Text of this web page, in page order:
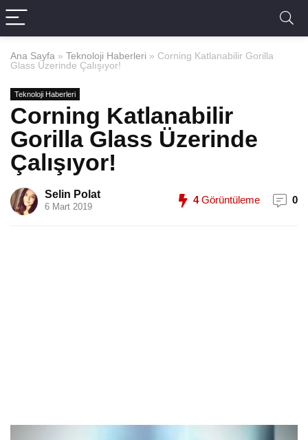
Ana Sayfa » Teknoloji Haberleri » Corning Katlanabilir Gorilla
Glass Üzerinde Çalışıyor!
Teknoloji Haberleri
Corning Katlanabilir
Gorilla Glass Üzerinde
Çalışıyor!
Selin Polat
6 Mart 2019
4Görüntüleme 0